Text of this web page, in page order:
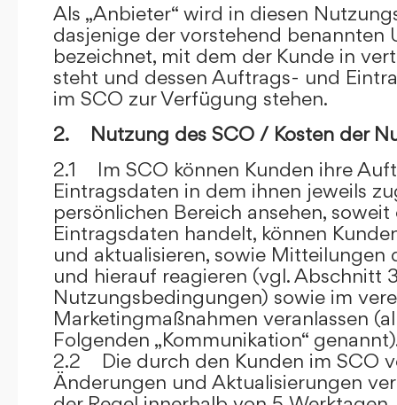
Als „Anbieter“ wird in diesen
dasjenige der vorstehend benannten
bezeichnet, mit dem der Kunde in
steht und dessen Auftrags- und
im SCO zur Verfügung stehen.
2. Nutzung des SCO / Kosten der
2.1 Im SCO können Kunden ihre
Eintragsdaten in dem ihnen jeweils
persönlichen Bereich ansehen,
Eintragsdaten handelt, können
und aktualisieren, sowie Mitteilungen
und hierauf reagieren (vgl. Abschnitt
Nutzungsbedingungen) sowie im
Marketingmaßnahmen veranlassen
Folgenden „Kommunikation“
2.2 Die durch den Kunden im SCO
Änderungen und Aktualisierungen